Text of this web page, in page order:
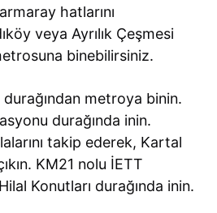
hatlarını
veya Ayrılık Çeşmesi
binebilirsiniz.
metroya binin.
durağında inin.
takip ederek, Kartal
KM21 nolu İETT
Konutları durağında inin.